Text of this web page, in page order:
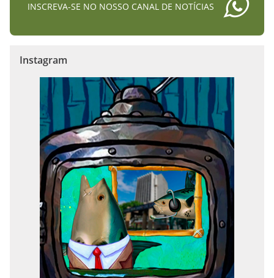
INSCREVA-SE NO NOSSO CANAL DE NOTÍCIAS
Instagram